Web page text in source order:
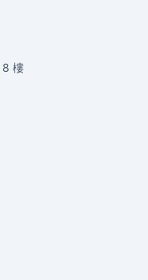
8 樓